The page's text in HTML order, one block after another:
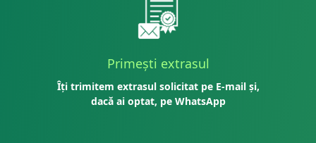
Primești extrasul
Îți trimitem extrasul solicitat pe E-mail și,
dacă ai optat, pe WhatsApp